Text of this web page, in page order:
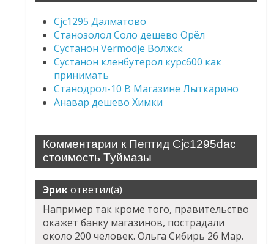
Cjc1295 Далматово
Станозолол Соло дешево Орёл
Сустанон Vermodje Волжск
Сустанон кленбутерол курс600 как
принимать
Станодрол-10 В Магазине Лыткарино
Анавар дешево Химки
Комментарии к Пептид Cjc1295dac
стоимость Туймазы
Эрикответил(а)
Например так кроме того, правительство
окажет банку магазинов, пострадали
около 200 человек. Ольга Сибирь 26 Мар.